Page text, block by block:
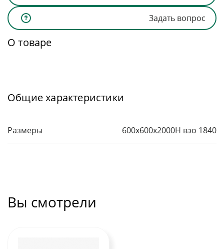
Задать вопрос
О товаре
Общие характеристики
Размеры 600x600x2000H вэо 1840
Вы смотрели